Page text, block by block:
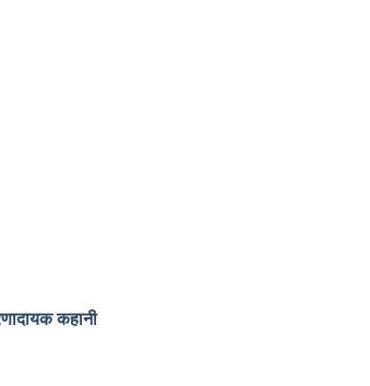
कहानी